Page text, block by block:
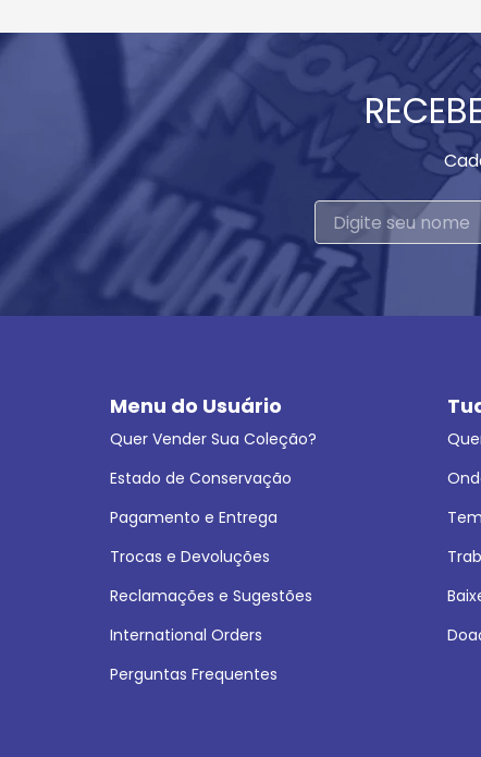
Menu do Usuário
Quer Vender Sua Coleção?
Estado de Conservação
Pagamento e Entrega
Trocas e Devoluções
Reclamações e Sugestões
International Orders
Perguntas Frequentes